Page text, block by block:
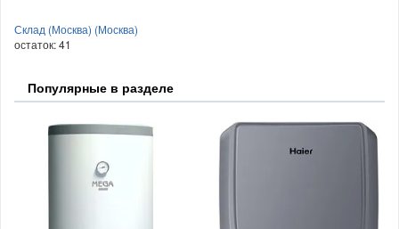
Склад (Москва) (Москва)
остаток:41
Популярные в разделе